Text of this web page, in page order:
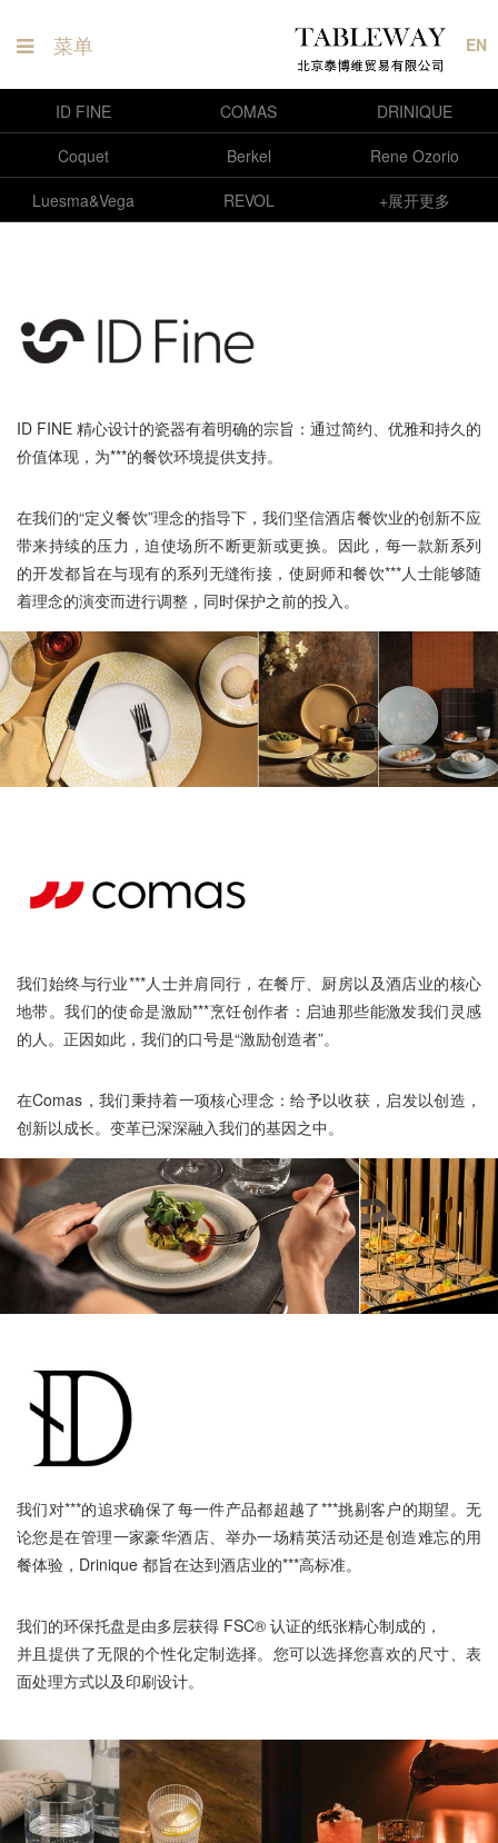
菜单 EN
ID FINE COMAS
DRINIQUE
Coquet
Berkel
Rene Ozorio
Luesma&Vega
REVOL
Steelite
100%Chef
Pavoni
SCHNEIDER
NEOZ
AB Lifestyle
LAMPA
Alain Saint Joanis
Spring
Urban Bar
My GlassStudio
Rosseto
COMATEC
LIND DNA
PEUGEOT
+展开更多
ID FINE 精心设计的瓷器有着明确的宗旨：通过简约、优雅和持久的
价值体现，为***的餐饮环境提供支持。
在我们的“定义餐饮”理念的指导下，我们坚信酒店餐饮业的创新不应
带来持续的压力，迫使场所不断更新或更换。因此，每一款新系列
的开发都旨在与现有的系列无缝衔接，使厨师和餐饮***人士能够随
着理念的演变而进行调整，同时保护之前的投入。
我们始终与行业***人士并肩同行，在餐厅、厨房以及酒店业的核心
地带。我们的使命是激励***烹饪创作者：启迪那些能激发我们灵感
的人。正因如此，我们的口号是“激励创造者”。
在Comas，我们秉持着一项核心理念：给予以收获，启发以创造，
创新以成长。变革已深深融入我们的基因之中。
我们对***的追求确保了每一件产品都超越了***挑剔客户的期望。无
论您是在管理一家豪华酒店、举办一场精英活动还是创造难忘的用
餐体验，Drinique 都旨在达到酒店业的***高标准。
我们的环保托盘是由多层获得 FSC® 认证的纸张精心制成的，
并且提供了无限的个性化定制选择。您可以选择您喜欢的尺寸、表
面处理方式以及印刷设计。
×
产品系列
锅具系列
烘焙工具
瓷器系列
自助餐摆件
储存转运
厨房杂项
品牌专区
ID FINE
Luesma&Vega
SERAX
走进我们
公司简介
分公司
经销网络
新闻资讯
行业资讯
客户服务
解决方案
仓储物流
合作酒店
在线留言
COPYRIGHT 北京泰博维贸易有限公司 © Reseved AllRight